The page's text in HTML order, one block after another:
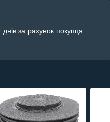
за рахунок покупця